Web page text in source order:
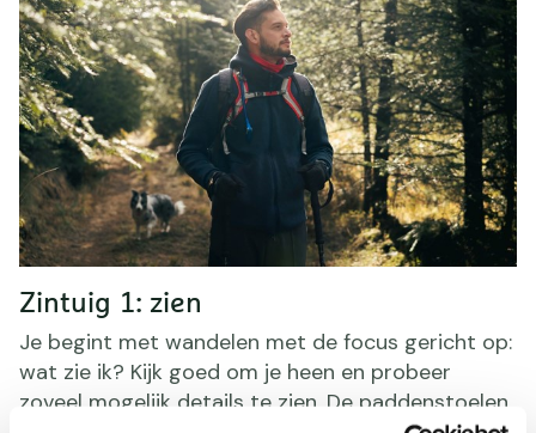
Zintuig 1: zien
Je begint met wandelen met de focus gericht op:
wat zie ik? Kijk goed om je heen en probeer
zoveel mogelijk details te zien. De paddenstoelen